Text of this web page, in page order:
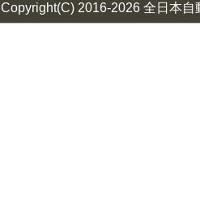
Copyright(C) 2016-2026 全日本